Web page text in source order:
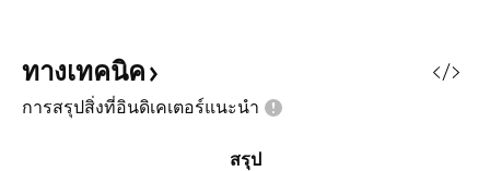
กับใครไห
ทางเทคนิค
การสรุปสิ่งที่อินดิเคเตอร์แนะนำ
สรุป